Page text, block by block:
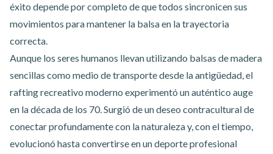
éxito depende por completo de que todos sincronicen sus
movimientos para mantener la balsa en la trayectoria
correcta.
Aunque los seres humanos llevan utilizando balsas de madera
sencillas como medio de transporte desde la antigüedad, el
rafting recreativo moderno experimentó un auténtico auge
en la década de los 70. Surgió de un deseo contracultural de
conectar profundamente con la naturaleza y, con el tiempo,
evolucionó hasta convertirse en un deporte profesional